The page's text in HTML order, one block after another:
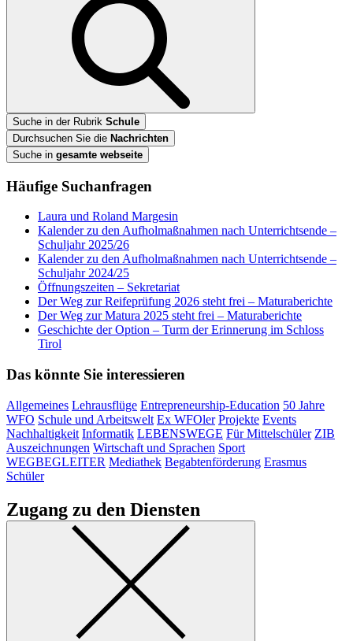
Suche in der Rubrik Schule
Durchsuchen Sie die Nachrichten
Suche in gesamte webseite
Häufige Suchanfragen
Laura und Roland Margesin
Kalender zu den Aufholmaßnahmen nach Unterrichtsende –
Schuljahr 2025/26
Kalender zu den Aufholmaßnahmen nach Unterrichtsende –
Schuljahr 2024/25
Öffnungszeiten – Sekretariat
Der Weg zur Reifeprüfung 2026 steht frei – Maturaberichte
Der Weg zur Matura 2025 steht frei – Maturaberichte
Geschichte der Option – Turm der Erinnerung im Schloss
Tirol
Das könnte Sie interessieren
Allgemeines Lehrausflüge Entrepreneurship-Education 50 Jahre
WFO Schule und Arbeitswelt Ex WFOler Projekte Events
Nachhaltigkeit Informatik LEBENSWEGE Für Mittelschüler ZIB
Auszeichnungen Wirtschaft und Sprachen Sport
WEGBEGLEITER Mediathek Begabtenförderung Erasmus
Schüler
Zugang zu den Diensten